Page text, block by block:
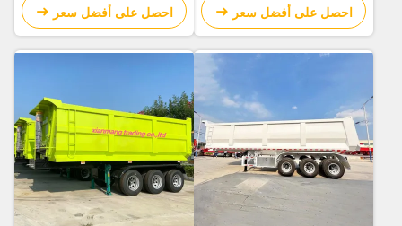
والتعدين
احصل على أفضل سعر
نصف مقطورة U-دلو
احصل على أفضل سعر